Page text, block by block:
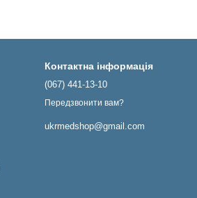
Контактна інформація
(067) 441-13-10
Передзвонити вам?
ukrmedshop@gmail.com